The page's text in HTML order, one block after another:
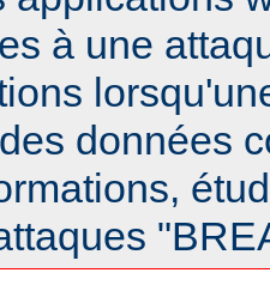
à une
données